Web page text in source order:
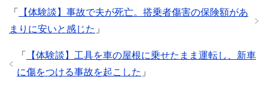
「
【体験談】事故で夫が死亡。搭乗者傷害の保険額があ
まりに安いと感じた 」
「
【体験談】工具を車の屋根に乗せたまま運転し、新車
に傷をつける事故を起こした 」